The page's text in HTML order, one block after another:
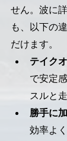
せん。波に
も、以下の
だけます。
テイク
で安定
スルと
勝手に
効率よ